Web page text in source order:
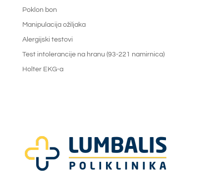
Poklon bon
Manipulacija ožiljaka
Alergijski testovi
Test intolerancije na hranu (93-221 namirnica)
Holter EKG-a